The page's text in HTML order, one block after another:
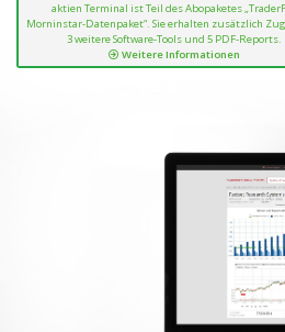
aktien Terminal ist Teil des Abopaketes
Morninstar-Datenpaket“. Sie erhalten zusätzlich
3 weitere Software-Tools und 5 PDF-Reports.
Weitere Informationen